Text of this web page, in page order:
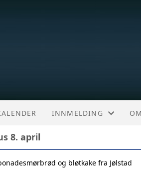
INNMELDING
8. april
og bløtkake fra Jølstad